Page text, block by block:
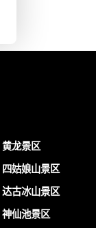
黄龙景区
四姑娘山景区
达古冰山景区
神仙池景区